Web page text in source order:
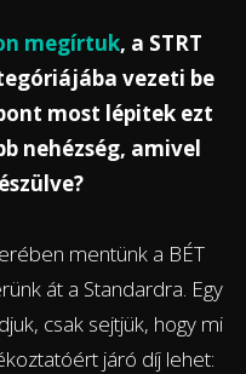
megírtuk, a STRT
vezeti be
most lépitek ezt
nehézség, amivel
mentünk a BÉT
át a Standardra. Egy
csak sejtjük, hogy mi
járó díj lehet: